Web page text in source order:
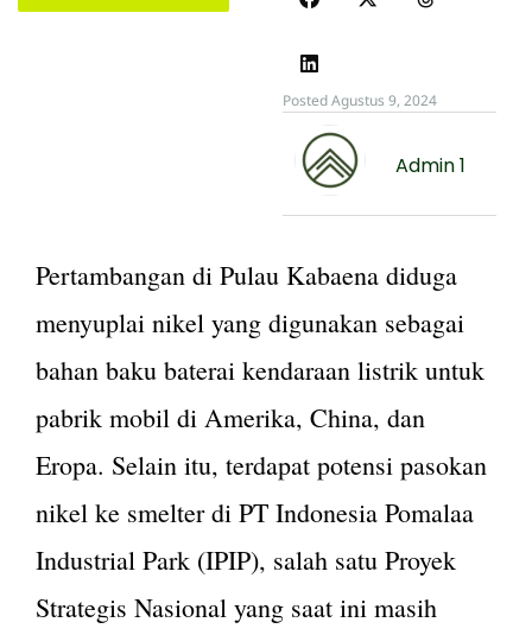
Posted Agustus 9, 2024
Admin 1
Pertambangan di Pulau Kabaena diduga
menyuplai nikel yang digunakan sebagai
bahan baku baterai kendaraan listrik untuk
pabrik mobil di Amerika, China, dan
Eropa. Selain itu, terdapat potensi pasokan
nikel ke smelter di PT Indonesia Pomalaa
Industrial Park (IPIP), salah satu Proyek
Strategis Nasional yang saat ini masih